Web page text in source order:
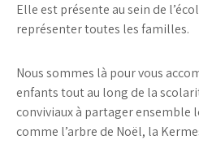
Elle est présente au sein de
représenter toutes les familles.
Nous sommes là pour vous
enfants tout au long de la
conviviaux à partager ensemble
comme l’arbre de Noël, la